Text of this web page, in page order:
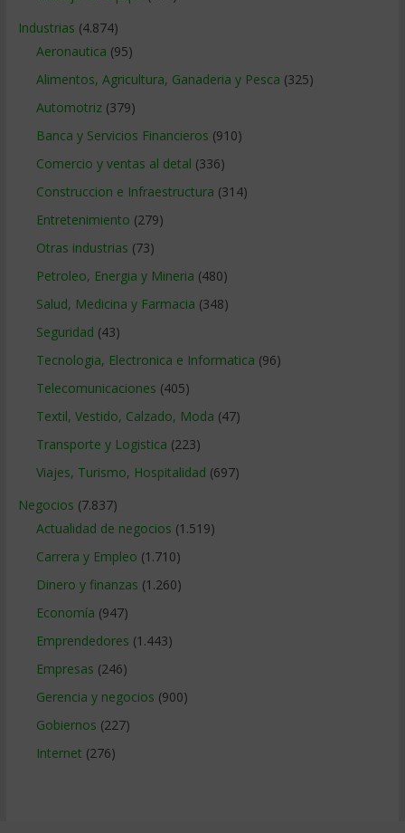
Industrias (4.874)
Aeronautica (95)
Alimentos, Agricultura, Ganaderia y Pesca (325)
Automotriz(379)
Banca y Servicios Financieros (910)
Comercio y ventas al detal (336)
Construccion e Infraestructura (314)
Entretenimiento (279)
Otras industrias (73)
Petroleo, Energia y Mineria (480)
Salud, Medicina y Farmacia (348)
Seguridad (43)
Tecnologia, Electronica e Informatica (96)
Telecomunicaciones (405)
Textil, Vestido, Calzado, Moda (47)
Transporte y Logistica (223)
Viajes, Turismo, Hospitalidad (697)
Negocios (7.837)
Actualidad de negocios (1.519)
Carrera y Empleo (1.710)
Dinero y finanzas (1.260)
Economía (947)
Emprendedores (1.443)
Empresas (246)
Gerencia y negocios (900)
Gobiernos (227)
Internet (276)